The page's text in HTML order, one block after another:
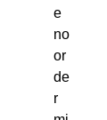
e
no
or
de
r